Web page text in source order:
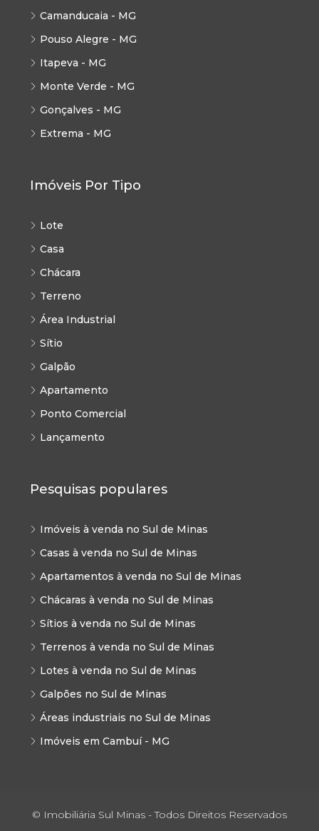
Camanducaia - MG
Pouso Alegre - MG
Itapeva - MG
Monte Verde - MG
Gonçalves - MG
Extrema - MG
Imóveis Por Tipo
Lote
Casa
Chácara
Terreno
Área Industrial
Sítio
Galpão
Apartamento
Ponto Comercial
Lançamento
Pesquisas populares
Imóveis à venda no Sul de Minas
Casas à venda no Sul de Minas
Apartamentos à venda no Sul de Minas
Chácaras à venda no Sul de Minas
Sítios à venda no Sul de Minas
Terrenos à venda no Sul de Minas
Lotes à venda no Sul de Minas
Galpões no Sul de Minas
Áreas industriais no Sul de Minas
Imóveis em Cambuí - MG
© Imobiliária Sul Minas - Todos Direitos Reservados